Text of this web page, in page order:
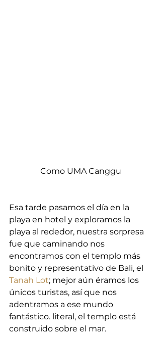
Como UMA Canggu
Esa tarde pasamos el día en la
playa en hotel y exploramos la
playa al rededor, nuestra sorpresa
fue que caminando nos
encontramos con el templo más
bonito y representativo de Bali, el
Tanah Lot; mejor aún éramos los
únicos turistas, así que nos
adentramos a ese mundo
fantástico. literal, el templo está
construido sobre el mar.